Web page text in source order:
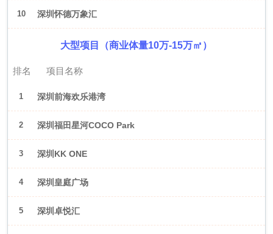
10 深圳怀德万象汇
大型项目（商业体量10万-15万㎡）
排名 项目名称
1 深圳前海欢乐港湾
2 深圳福田星河COCO Park
3 深圳KK ONE
4 深圳皇庭广场
5 深圳卓悦汇